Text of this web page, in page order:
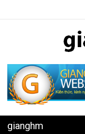
gianghm